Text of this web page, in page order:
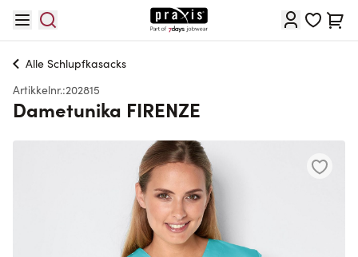
Cart
Alle Schlupfkasacks
Artikkelnr.:202815
Dametunika FIRENZE